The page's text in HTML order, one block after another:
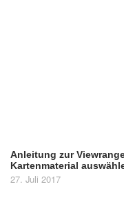
Anleitung zur
Kartenmaterial
27. Juli 2017